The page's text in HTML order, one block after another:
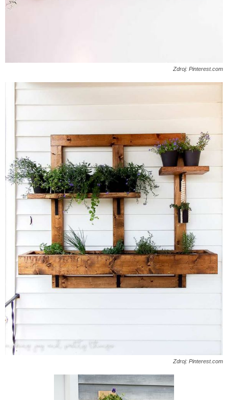
Zdroj: Pinterest.com
Zdroj: Pinterest.com